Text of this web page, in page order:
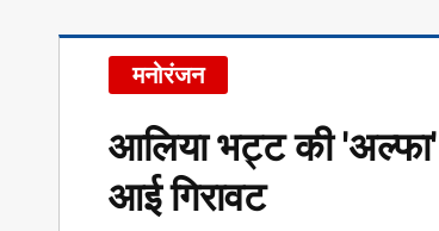
मनोरंजन
आलिया भट्ट की
आई गिरावट